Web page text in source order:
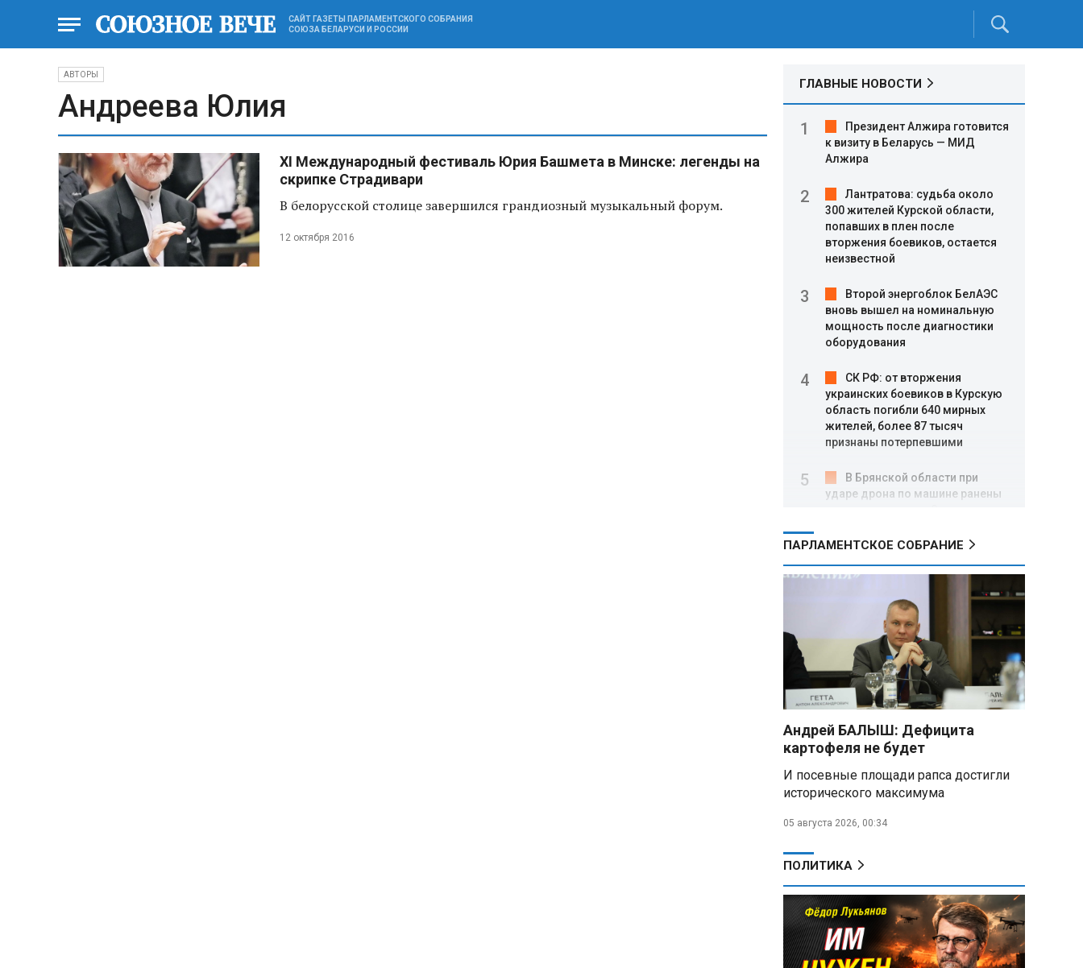
САЙТ ГАЗЕТЫ ПАРЛАМЕНТСКОГО СОБРАНИЯ
СОЮЗА БЕЛАРУСИ И РОССИИ
АВТОРЫ
Андреева Юлия
XI Международный фестиваль Юрия Башмета в Минске: легенды на
скрипке Страдивари
В белорусской столице завершился грандиозный музыкальный форум.
12 октября 2016
ГЛАВНЫЕ НОВОСТИ
Президент Алжира готовится
к визиту в Беларусь — МИД
Алжира
Лантратова: судьба около
300 жителей Курской области,
попавших в плен после
вторжения боевиков, остается
неизвестной
Второй энергоблок БелАЭС
вновь вышел на номинальную
мощность после диагностики
оборудования
СК РФ: от вторжения
украинских боевиков в Курскую
область погибли 640 мирных
жителей, более 87 тысяч
признаны потерпевшими
В Брянской области при
ударе дрона по машине ранены
БПЛА
ФСБ: в Приморье задержаны
трое подростков по делу о
подготовке теракта на объекте
Росгвардии
Минобороны РФ: за ночь
ПВО сбила 605 украинских
беспилотников над Россией и
акваторией Черного и Азовского
морей
россиянам в Беларуси на
выборах в Госдуму 20 сентября
В ООН осудили атаки,
Белгородской области и под
Пять месяцев один на
позиции: боец с позывным Гуль
отбивал атаки ВСУ под ударами
дронов
ПАРЛАМЕНТСКОЕ СОБРАНИЕ
Андрей БАЛЫШ: Дефицита
картофеля не будет
И посевные площади рапса достигли
исторического максимума
05 августа 2026, 00:34
ПОЛИТИКА